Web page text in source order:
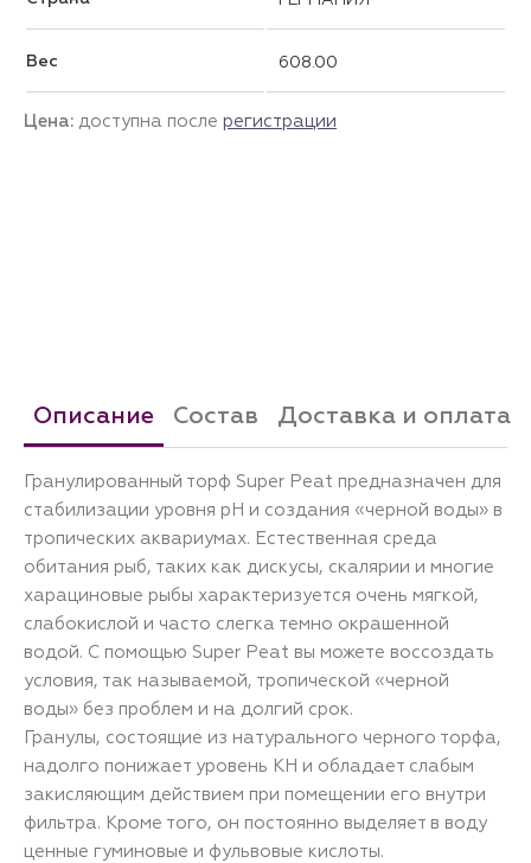
Вес 608.00
Цена: доступна после регистрации
Описание Состав Доставка и оплата
Гранулированный торф Super Peat предназначен для
стабилизации уровня pH и создания «черной воды» в
тропических аквариумах. Естественная среда
обитания рыб, таких как дискусы, скалярии и многие
харациновые рыбы характеризуется очень мягкой,
слабокислой и часто слегка темно окрашенной
водой. С помощью Super Peat вы можете воссоздать
условия, так называемой, тропической «черной
воды» без проблем и на долгий срок.
Гранулы, состоящие из натурального черного торфа,
надолго понижает уровень KH и обладает слабым
закисляющим действием при помещении его внутри
фильтра. Кроме того, он постоянно выделяет в воду
ценные гуминовые и фульвовые кислоты.